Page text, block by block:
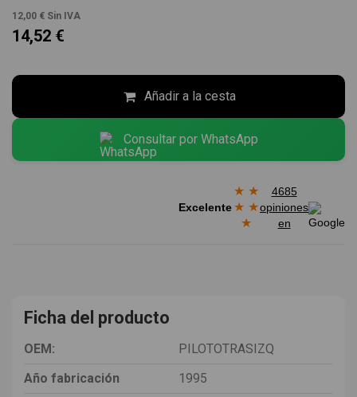
12,00 € Sin IVA
14,52 €
Añadir a la cesta
Consultar por WhatsApp
Excelente
★ ★
★ ★
★
4685
opiniones
en
Ficha del producto
OEM:
PILOTOTRASIZQ
Año fabricación
1995